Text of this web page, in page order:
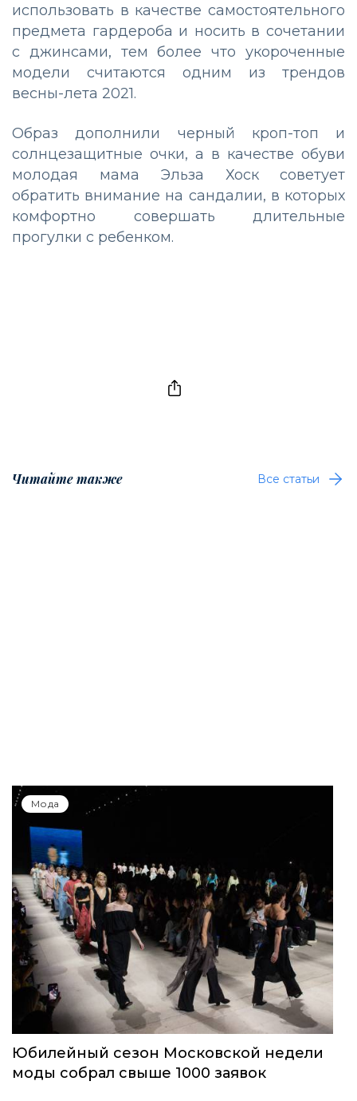
использовать в качестве самостоятельного
предмета гардероба и носить в сочетании
с джинсами, тем более что укороченные
модели считаются одним из трендов
весны-лета 2021.
Образ дополнили черный кроп-топ и
солнцезащитные очки, а в качестве обуви
молодая мама Эльза Хоск советует
обратить внимание на сандалии, в которых
комфортно совершать длительные
прогулки с ребенком.
Читайте также Все статьи
Мода
Юбилейный сезон Московской недели
моды собрал свыше 1000 заявок